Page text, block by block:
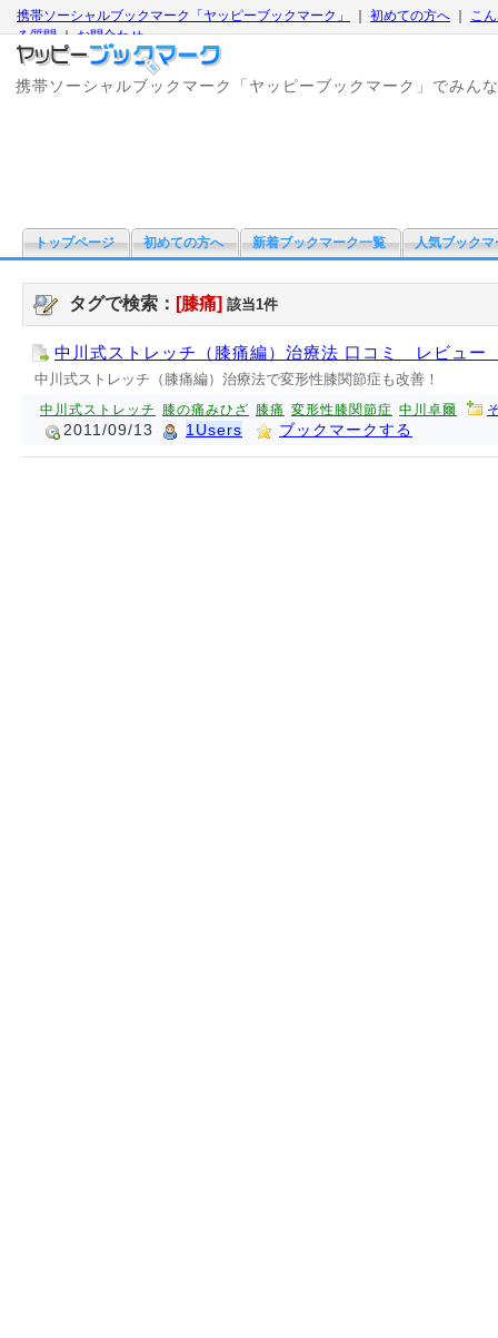
携帯ソーシャルブックマーク「ヤッピーブックマーク」 初めての方へ
こ
る質問｜お問合わせ
携帯ソーシャルブックマーク「ヤッピーブックマーク」でみん
トップページ 初めての方へ 新着ブックマーク一覧 人気ブックマ
タグで検索： [膝痛] 該当1件
中川式ストレッチ（膝痛編）治療法 口コミ レビュ
中川式ストレッチ（膝痛編）治療法で変形性膝関節症も改善！
中川式ストレッチ 膝の痛みひざ 膝痛 変形性膝関節症 中川卓爾
2011/09/13 1Users ブックマークする